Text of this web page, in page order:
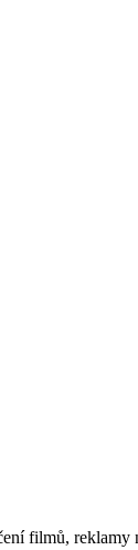
filmů,